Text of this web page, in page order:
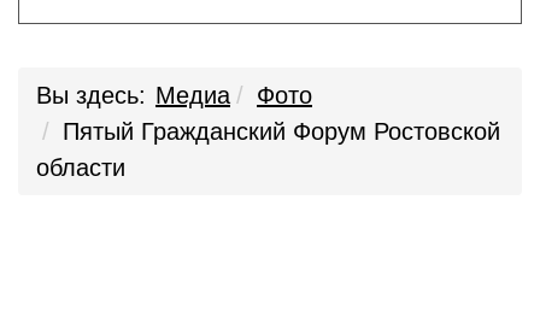
Вы здесь: Медиа
Фото
Пятый Гражданский Форум Ростовской
области